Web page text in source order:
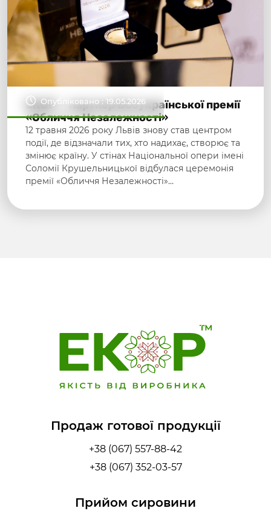
Опубліковано : 19.05.2026
ЕКОР — партнер Всеукраїнської премії
«Обличчя Незалежності»
12 травня 2026 року Львів знову став центром
події, де відзначали тих, хто надихає, створює та
змінює країну. У стінах Національної опери імені
Соломії Крушельницької відбулася церемонія
премії «Обличчя Незалежності»…
Продаж готової продукції
+38 (067) 557-88-42
+38 (067) 352-03-57
Прийом сировини